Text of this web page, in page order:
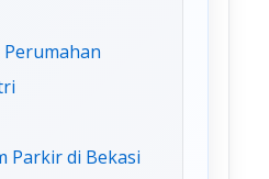
Parkir di Bekasi